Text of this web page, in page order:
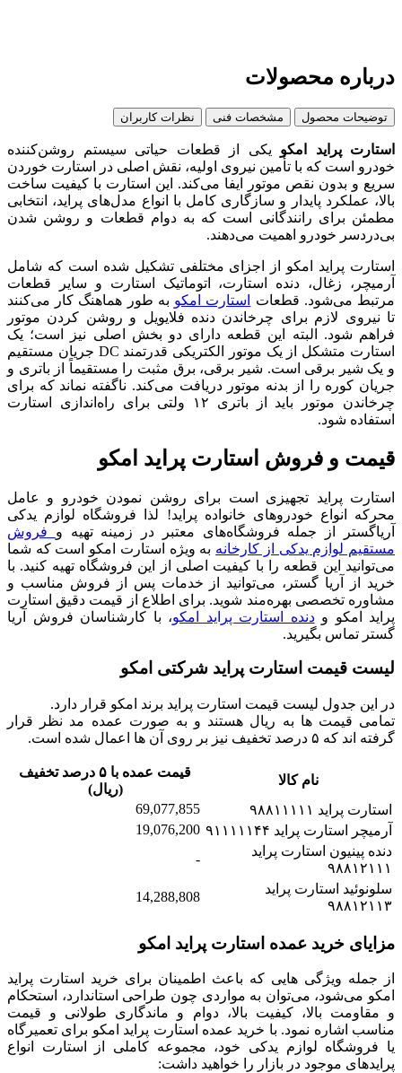
درباره محصولات
توضیحات محصول مشخصات فنی نظرات کاربران
استارت پراید امکو یکی از قطعات حیاتی سیستم روشن‌کننده
خودرو است که با تأمین نیروی اولیه، نقش اصلی در استارت خوردن
سریع و بدون نقص موتور ایفا می‌کند. این استارت با کیفیت ساخت
بالا، عملکرد پایدار و سازگاری کامل با انواع مدل‌های پراید، انتخابی
مطمئن برای رانندگانی است که به دوام قطعات و روشن شدن
بی‌دردسر خودرو اهمیت می‌دهند.
استارت پراید امکو از اجزای مختلفی تشکیل شده است که شامل
آرمیچر، زغال، دنده استارت، اتوماتیک استارت و سایر قطعات
مرتبط می‌شود. قطعات
استارت امکو به طور هماهنگ کار می‌کنند
تا نیروی لازم برای چرخاندن دنده فلایویل و روشن کردن موتور
فراهم شود. البته این قطعه دارای دو بخش اصلی نیز است؛ یک
استارت متشکل از یک موتور الکتریکی قدرتمند DC جریان مستقیم
و یک شیر برقی است. شیر برقی، برق مثبت را مستقیماً از باتری و
جریان کوره را از بدنه موتور دریافت می‌کند. ناگفته نماند که برای
چرخاندن موتور باید از باتری ۱۲ ولتی برای راه‌اندازی استارت
استفاده شود.
قیمت و فروش استارت پراید امکو
استارت پراید تجهیزی است برای روشن نمودن خودرو و عامل
محرکه انواع خودروهای خانواده پراید! لذا فروشگاه لوازم یدکی
آریاگستر از جمله فروشگاه‌های معتبر در زمینه تهیه و فروش
مستقیم لوازم یدکی از کارخانه به ویژه استارت امکو است که شما
می‌توانید این قطعه را با کیفیت اصلی از این فروشگاه تهیه کنید. با
خرید از آریا گستر، می‌توانید از خدمات پس از فروش مناسب و
مشاوره تخصصی بهره‌مند شوید. برای اطلاع از قیمت دقیق استارت
پراید امکو ودنده استارت پراید امکو، با کارشناسان فروش آریا
گستر تماس بگیرید.
لیست قیمت استارت پراید شرکتی امکو
در این جدول لیست قیمت استارت پراید برند امکو قرار دارد.
تمامی قیمت ها به ریال هستند و به صورت عمده مد نظر قرار
گرفته اند که ۵ درصد تخفیف نیز بر روی آن ها اعمال شده است.
نام کالا
قیمت عمده با ۵ درصد تخفیف
(ریال)
استارت پراید ۹۸۸۱۱۱۱۱
69,077,855
آرمیچر استارت پراید ۹۱۱۱۱۱۴۴
19,076,200
دنده پینیون استارت پراید
۹۸۸۱۲۱۱۱
-
سلونوئید استارت پراید
۹۸۸۱۲۱۱۳
14,288,808
مزایای خرید عمده استارت پراید امکو
از جمله ویژگی هایی که باعث اطمینان برای خرید استارت پراید
امکو می‌شود، می‌توان به مواردی چون طراحی استاندارد، استحکام
و مقاومت بالا، کیفیت بالا، دوام و ماندگاری طولانی و قیمت
مناسب اشاره نمود. با خرید عمده استارت پراید امکو برای تعمیرگاه
یا فروشگاه لوازم یدکی خود، مجموعه کاملی از استارت انواع
پرایدهای موجود در بازار را خواهید داشت: